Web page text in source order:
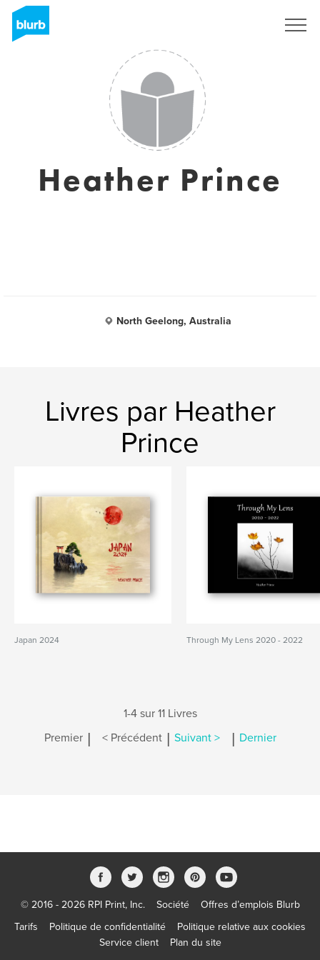
Heather Prince
North Geelong, Australia
Livres par Heather
Prince
Japan 2024 Through My Lens 2020 - 2022
1-4 sur 11 Livres
Premier | < Précédent | Suivant > | Dernier
© 2016 - 2026 RPI Print, Inc. Société
Offres d’emplois Blurb
Tarifs
Politique de confidentialité
Politique relative aux cookies
Service client
Plan du site